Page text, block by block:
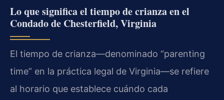
Lo que significa el tiempo de crianza en el
Condado de Chesterfield, Virginia
El tiempo de crianza—denominado “parenting
time” en la práctica legal de Virginia—se refiere
al horario que establece cuándo cada